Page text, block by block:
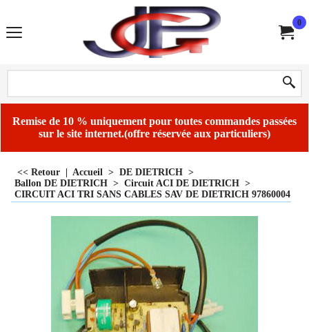
0
Remise de 10 % uniquement pour toutes commandes passées
sur le site internet.(offre réservée aux particuliers)
<< Retour Accueil > DE DIETRICH >
Ballon DE DIETRICH > Circuit ACI DE DIETRICH >
CIRCUIT ACI TRI SANS CABLES SAV DE DIETRICH 97860004